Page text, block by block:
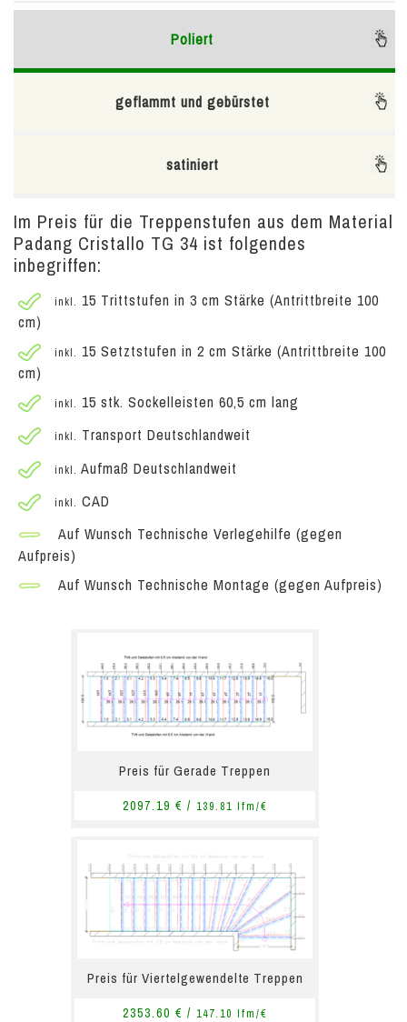
Poliert
geflammt und gebürstet
satiniert
Im Preis für die Treppenstufen aus dem Material
Padang Cristallo TG 34 ist folgendes
inbegriffen:
inkl. 15 Trittstufen in 3 cm Stärke (Antrittbreite 100
cm)
inkl. 15 Setztstufen in 2 cm Stärke (Antrittbreite 100
cm)
inkl. 15 stk. Sockelleisten 60,5 cm lang
inkl. Transport Deutschlandweit
inkl. Aufmaß Deutschlandweit
inkl. CAD
Auf Wunsch Technische Verlegehilfe (gegen
Aufpreis)
Auf Wunsch Technische Montage (gegen Aufpreis)
Preis für Gerade Treppen
2097.19 € / 139.81 lfm/€
Preis für Viertelgewendelte Treppen
2353.60 € / 147.10 lfm/€